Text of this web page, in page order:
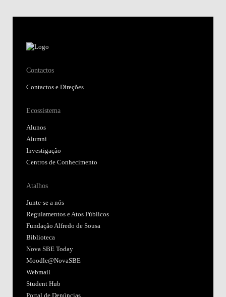
Contactos
Contactos e Direções
Ecossistema
Alunos
Alumni
Investigação
Centros de Conhecimento
Atalhos
Junte-se a nós
Regulamentos e Atos Públicos
Fundação Alfredo de Sousa
Biblioteca
Nova SBE Today
Moodle@NovaSBE
Webmail
Student Hub
Portal de Denúncias